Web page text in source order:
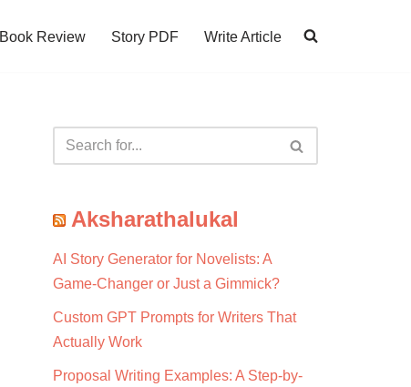
Book Review Story PDF Write Article
Aksharathalukal
AI Story Generator for Novelists: A
Game-Changer or Just a Gimmick?
Custom GPT Prompts for Writers That
Actually Work
Proposal Writing Examples: A Step-by-